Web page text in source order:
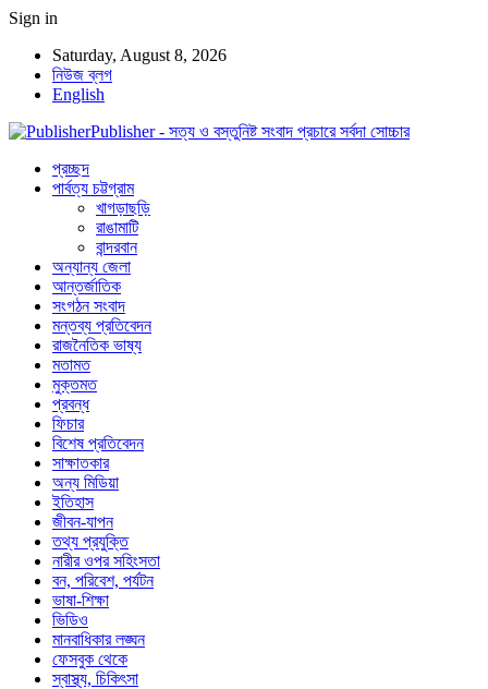
Sign in
Saturday, August 8, 2026
নিউজ ব্লগ
English
Publisher - সত্য ও বস্তুনিষ্ট সংবাদ প্রচারে সর্বদা সোচ্চার
প্রচ্ছদ
পার্বত্য চট্টগ্রাম
খাগড়াছড়ি
রাঙামাটি
বান্দরবান
অন্যান্য জেলা
আন্তর্জাতিক
সংগঠন সংবাদ
মন্তব্য প্রতিবেদন
রাজনৈতিক ভাষ্য
মতামত
মুক্তমত
প্রবন্ধ
ফিচার
বিশেষ প্রতিবেদন
সাক্ষাতকার
অন্য মিডিয়া
ইতিহাস
জীবন-যাপন
তথ্য প্রযুক্তি
নারীর ওপর সহিংসতা
বন, পরিবেশ, পর্যটন
ভাষা-শিক্ষা
ভিডিও
মানবাধিকার লঙ্ঘন
ফেসবুক থেকে
স্বাস্থ্য, চিকিৎসা